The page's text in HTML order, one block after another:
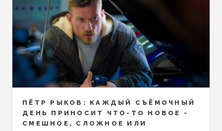
ПЁТР РЫКОВ: КАЖДЫЙ СЪЁМОЧНЫЙ
ДЕНЬ ПРИНОСИТ ЧТО-ТО НОВОЕ -
СМЕШНОЕ, СЛОЖНОЕ ИЛИ